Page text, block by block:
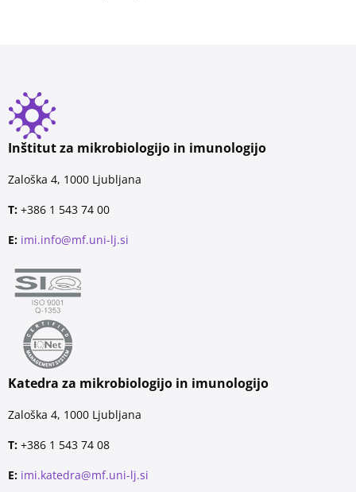
Inštitut za mikrobiologijo in imunologijo
Zaloška 4, 1000 Ljubljana
T: +386 1 543 74 00
E: imi.info@mf.uni-lj.si
Katedra za mikrobiologijo in imunologijo
Zaloška 4, 1000 Ljubljana
T: +386 1 543 74 08
E: imi.katedra@mf.uni-lj.si